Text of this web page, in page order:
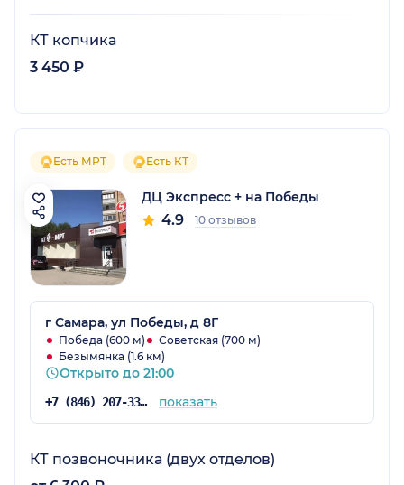
КТ копчика
3 450 ₽
Есть МРТ Есть КТ
ДЦ Экспресс + на Победы
4.9 10 отзывов
г Самара, ул Победы, д 8Г
Победа (600 м)
Советская (700 м)
Безымянка (1.6 км)
Открыто до 21:00
+7 (846) 207-33-03 показать
КТ позвоночника (двух отделов)